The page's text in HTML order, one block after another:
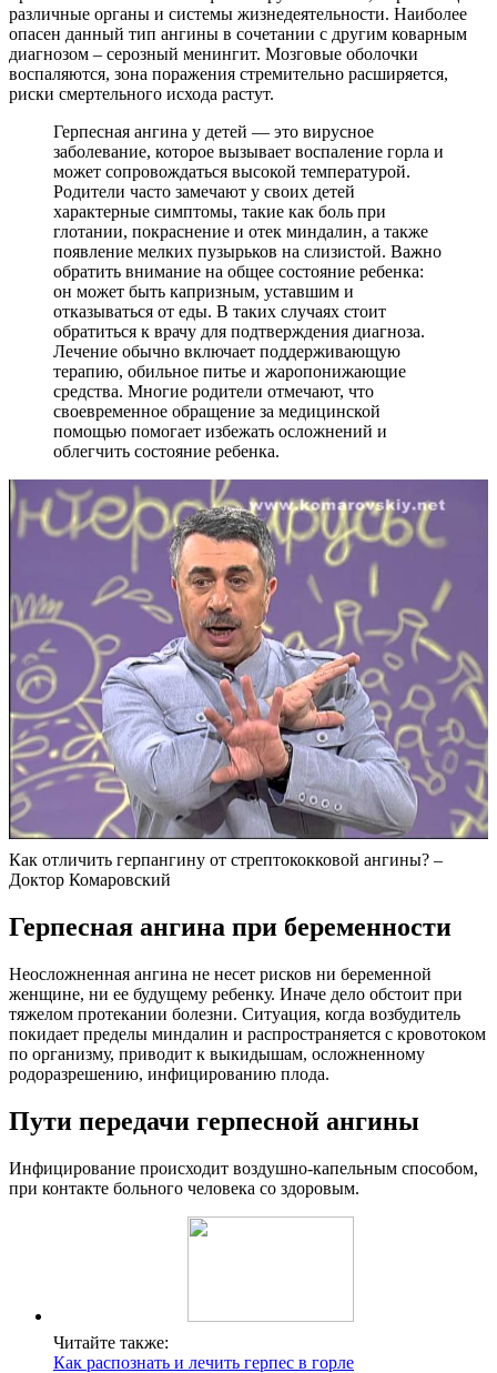
различные органы и системы жизнедеятельности. Наиболее
опасен данный тип ангины в сочетании с другим коварным
диагнозом – серозный менингит. Мозговые оболочки
воспаляются, зона поражения стремительно расширяется,
риски смертельного исхода растут.
Герпесная ангина у детей — это вирусное
заболевание, которое вызывает воспаление горла и
может сопровождаться высокой температурой.
Родители часто замечают у своих детей
характерные симптомы, такие как боль при
глотании, покраснение и отек миндалин, а также
появление мелких пузырьков на слизистой. Важно
обратить внимание на общее состояние ребенка:
он может быть капризным, уставшим и
отказываться от еды. В таких случаях стоит
обратиться к врачу для подтверждения диагноза.
Лечение обычно включает поддерживающую
терапию, обильное питье и жаропонижающие
средства. Многие родители отмечают, что
своевременное обращение за медицинской
помощью помогает избежать осложнений и
облегчить состояние ребенка.
Как отличить герпангину от стрептококковой ангины? –
Доктор Комаровский
Герпесная ангина при беременности
Неосложненная ангина не несет рисков ни беременной
женщине, ни ее будущему ребенку. Иначе дело обстоит при
тяжелом протекании болезни. Ситуация, когда возбудитель
покидает пределы миндалин и распространяется с кровотоком
по организму, приводит к выкидышам, осложненному
родоразрешению, инфицированию плода.
Пути передачи герпесной ангины
Инфицирование происходит воздушно-капельным способом,
при контакте больного человека со здоровым.
Читайте также:
Как распознать и лечить герпес в горле